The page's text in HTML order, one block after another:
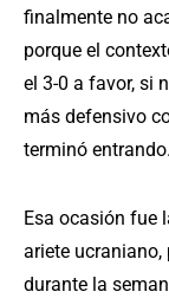
finalmente no
porque el
el 3-0 a favor, si
más defensivo
terminó entrando.
Esa ocasión fue
ariete ucraniano,
durante la